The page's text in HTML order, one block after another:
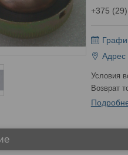
+375
Адрес
возврат